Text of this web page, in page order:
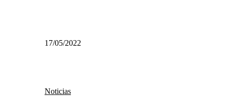
17/05/2022
Noticias